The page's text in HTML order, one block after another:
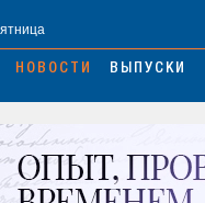
НОВОСТИ ВЫПУСКИ